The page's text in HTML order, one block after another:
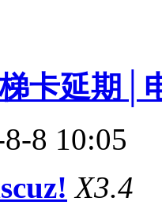
卡延期│
8 10:05
X3.4